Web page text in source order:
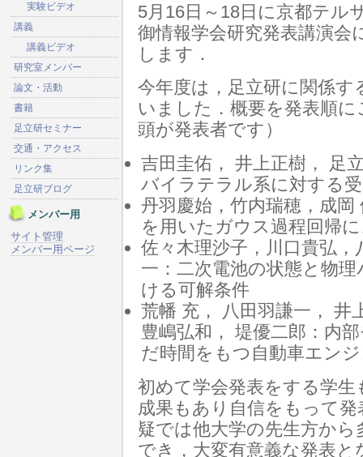
5月16日～18日に京都テル
御情報学会研究発表講演会
します．
今年度は，足立研に関係
いました．概要を発表順
頭が発表者です）
吉田圭佑， 井上正樹， 足
バイラテラル系に対する
丹羽慶始，竹内瑞穂，成
を用いたガウス過程回帰
佐々木理沙子，川口貴弘
一：二次電池の状態と物
ける可解条件
荒幡 充， 八田羽謙一， 井
豊嶋弘和， 堤優二郎：内
だ時間をもつ自動車エン
初めて学会発表をする学
成果もあり自信をもって
疑では他大学の先生方か
でき，大変有意義な発表
実験ビデオ
講義
講義ビデオ
研究室メンバー
論文・活動
書籍
足立研セミナー
交通・アクセス
リンク集
足立研ブログ
メンバー用
サイト管理
メンバー用ページ